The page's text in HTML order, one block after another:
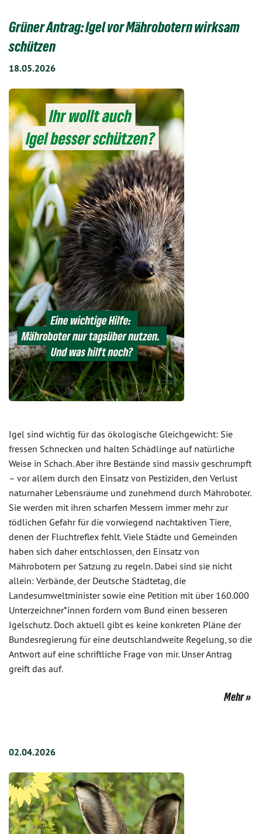
Grüner Antrag: Igel vor Mährobotern wirksam
schützen
18.05.2026
Igel sind wichtig für das ökologische Gleichgewicht: Sie
fressen Schnecken und halten Schädlinge auf natürliche
Weise in Schach. Aber ihre Bestände sind massiv geschrumpft
– vor allem durch den Einsatz von Pestiziden, den Verlust
naturnaher Lebensräume und zunehmend durch Mähroboter.
Sie werden mit ihren scharfen Messern immer mehr zur
tödlichen Gefahr für die vorwiegend nachtaktiven Tiere,
denen der Fluchtreflex fehlt. Viele Städte und Gemeinden
haben sich daher entschlossen, den Einsatz von
Mährobotern per Satzung zu regeln. Dabei sind sie nicht
allein: Verbände, der Deutsche Städtetag, die
Landesumweltminister sowie eine Petition mit über 160.000
Unterzeichner*innen fordern vom Bund einen besseren
Igelschutz. Doch aktuell gibt es keine konkreten Pläne der
Bundesregierung für eine deutschlandweite Regelung, so die
Antwort auf eine schriftliche Frage von mir. Unser Antrag
greift das auf.
Mehr
02.04.2026